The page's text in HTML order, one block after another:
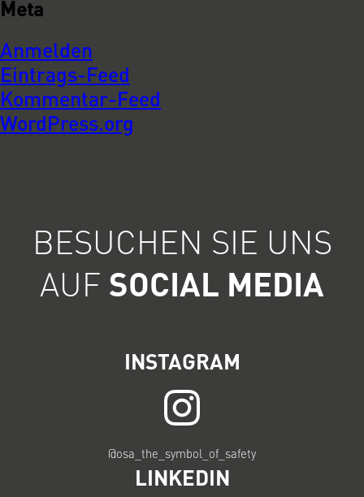
Meta
Anmelden
Eintrags-Feed
Kommentar-Feed
WordPress.org
BESUCHEN SIE UNS
AUF SOCIAL MEDIA
INSTAGRAM
@osa_the_symbol_of_safety
LINKEDIN